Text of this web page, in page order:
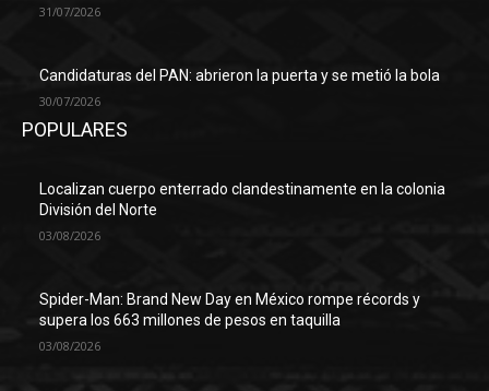
31/07/2026
Candidaturas del PAN: abrieron la puerta y se metió la bola
30/07/2026
POPULARES
Localizan cuerpo enterrado clandestinamente en la colonia
División del Norte
03/08/2026
Spider-Man: Brand New Day en México rompe récords y
supera los 663 millones de pesos en taquilla
03/08/2026